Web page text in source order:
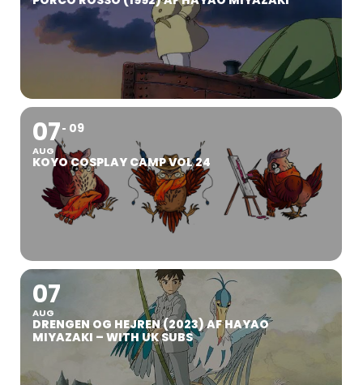
07
AUG
09
KOYO COSPLAY CAMP VOL 24
07
AUG
DRENGEN OG HEJREN (2023) AF HAYAO
MIYAZAKI – WITH UK SUBS